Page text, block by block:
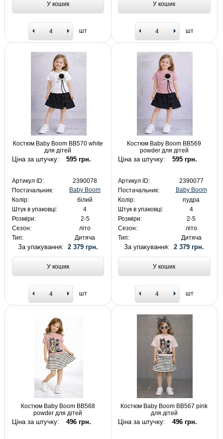
У кошик
шт
У кошик
шт
Костюм Baby Boom BB570 white
для дітей
Ціна за штучку: 595 грн.
Артикул ID:
2390078
Постачальник:
Baby Boom
Колір:
білий
Штук в упаковці:
4
Розміри:
2-5
Сезон:
літо
Тип:
Дитяча
За упакування: 2 379 грн.
У кошик
шт
Костюм Baby Boom BB569
powder для дітей
Ціна за штучку: 595 грн.
Артикул ID:
2390077
Постачальник:
Baby Boom
Колір:
пудра
Штук в упаковці:
4
Розміри:
2-5
Сезон:
літо
Тип:
Дитяча
За упакування:2 379 грн.
У кошик
шт
Костюм Baby Boom BB568
powder для дітей
Ціна за штучку: 496 грн.
Костюм Baby Boom BB567 pink
для дітей
Ціна за штучку: 496 грн.